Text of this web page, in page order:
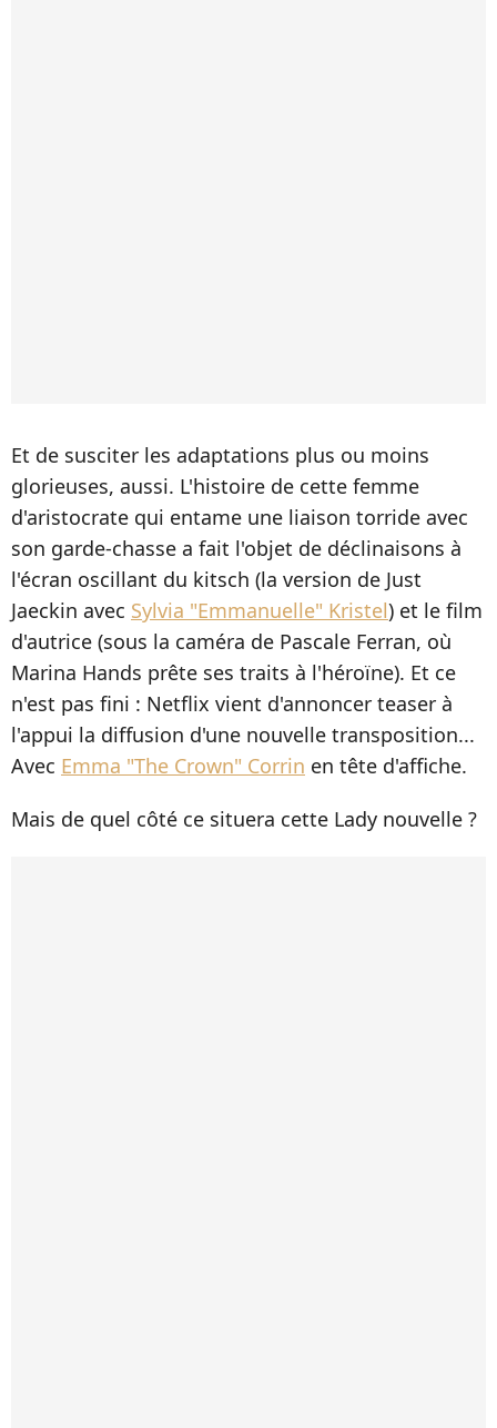
Et de susciter les adaptations plus ou moins
glorieuses, aussi. L'histoire de cette femme
d'aristocrate qui entame une liaison torride avec
son garde-chasse a fait l'objet de déclinaisons à
l'écran oscillant du kitsch (la version de Just
Jaeckin avec Sylvia "Emmanuelle" Kristel) et le film
d'autrice (sous la caméra de Pascale Ferran, où
Marina Hands prête ses traits à l'héroïne). Et ce
n'est pas fini : Netflix vient d'annoncer teaser à
l'appui la diffusion d'une nouvelle transposition...
Avec Emma "The Crown" Corrin en tête d'affiche.
Mais de quel côté ce situera cette Lady nouvelle ?